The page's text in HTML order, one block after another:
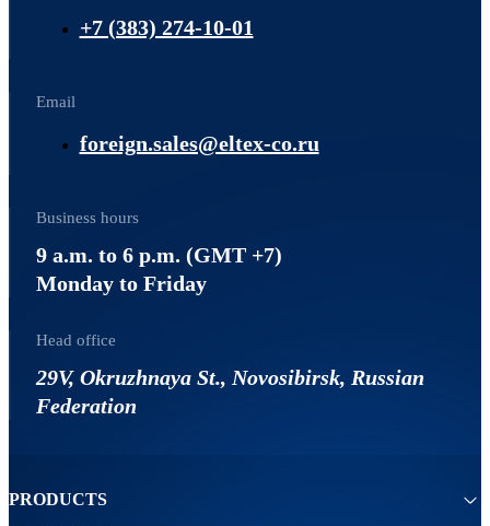
+7 (383) 274-10-01
Email
foreign.sales@eltex-co.ru
Business hours
9 a.m. to 6 p.m. (GMT +7)
Monday to Friday
Head office
29V, Okruzhnaya St., Novosibirsk, Russian
Federation
PRODUCTS